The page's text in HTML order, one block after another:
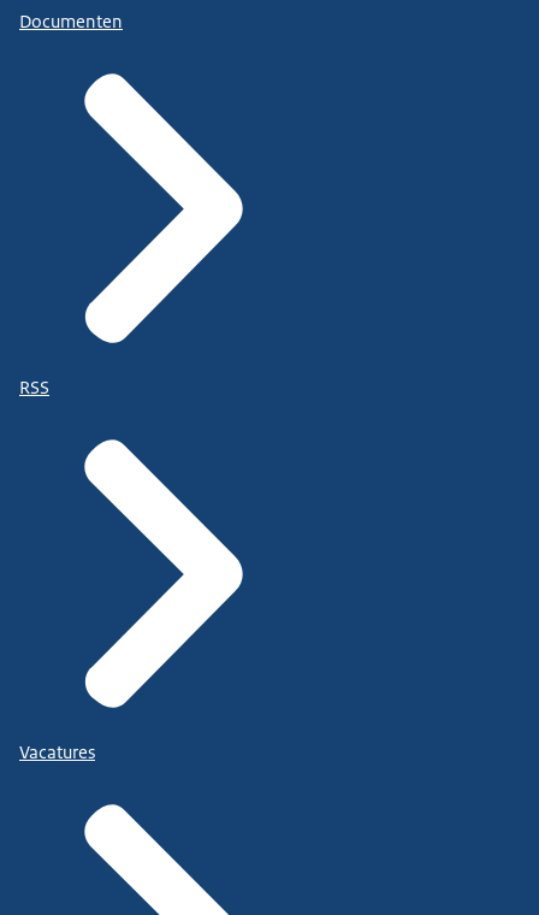
Documenten
RSS
Vacatures